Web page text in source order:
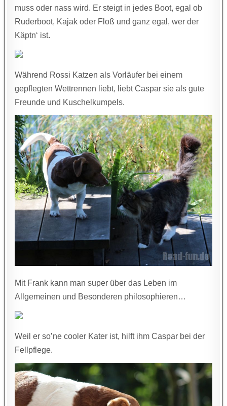
muss oder nass wird. Er steigt in jedes Boot, egal ob
Ruderboot, Kajak oder Floß und ganz egal, wer der
Käptn‘ ist.
Während Rossi Katzen als Vorläufer bei einem
gepflegten Wettrennen liebt, liebt Caspar sie als gute
Freunde und Kuschelkumpels.
Mit Frank kann man super über das Leben im
Allgemeinen und Besonderen philosophieren…
Weil er so’ne cooler Kater ist, hilft ihm Caspar bei der
Fellpflege.